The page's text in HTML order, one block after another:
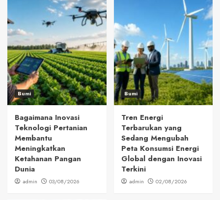
Bumi
Bagaimana Inovasi
Teknologi Pertanian
Membantu
Meningkatkan
Ketahanan Pangan
Dunia
admin 03/08/2026
Bumi
Tren Energi
Terbarukan yang
Sedang Mengubah
Peta Konsumsi Energi
Global dengan Inovasi
Terkini
admin 02/08/2026